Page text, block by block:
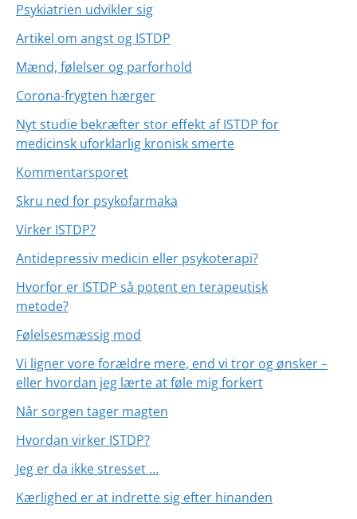
Psykiatrien udvikler sig
Artikel om angst og ISTDP
Mænd, følelser og parforhold
Corona-frygten hærger
Nyt studie bekræfter stor effekt af ISTDP for
medicinsk uforklarlig kronisk smerte
Kommentarsporet
Skru ned for psykofarmaka
Virker ISTDP?
Antidepressiv medicin eller psykoterapi?
Hvorfor er ISTDP så potent en terapeutisk
metode?
Følelsesmæssig mod
Vi ligner vore forældre mere, end vi tror og ønsker –
eller hvordan jeg lærte at føle mig forkert
Når sorgen tager magten
Hvordan virker ISTDP?
Jeg er da ikke stresset …
Kærlighed er at indrette sig efter hinanden